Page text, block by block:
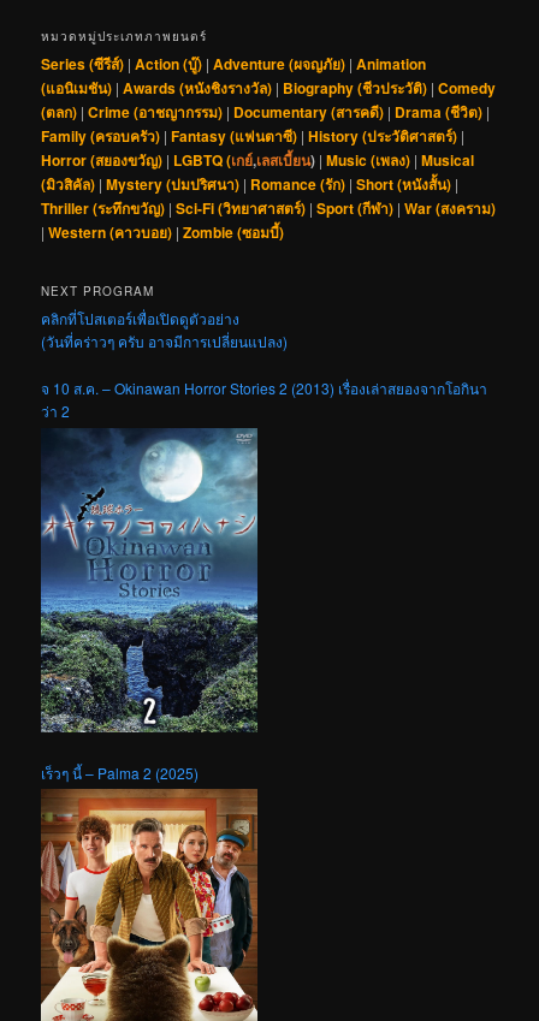
หมวดหมู่ประเภทภาพยนตร์
Series (ซีรีส์) |Action (บู๊) |Adventure (ผจญภัย) |Animation
(แอนิเมชัน) |Awards (หนังชิงรางวัล) | Biography (ชีวประวัติ) |Comedy
(ตลก) |Crime (อาชญากรรม) | Documentary (สารคดี) | Drama (ชีวิต) |
Family (ครอบครัว) |Fantasy (แฟนตาซี) |History (ประวัติศาสตร์) |
Horror (สยองขวัญ) | LGBTQ (เกย์,เลสเบี้ยน) |Music (เพลง) |Musical
(มิวสิคัล) |Mystery (ปมปริศนา) | Romance (รัก) |Short (หนังสั้น) |
Thriller (ระทึกขวัญ) |Sci-Fi (วิทยาศาสตร์) |Sport (กีฬา) |War (สงคราม)
|Western (คาวบอย) |Zombie (ซอมบี้)
NEXT PROGRAM
คลิกที่โปสเตอร์เพื่อเปิดดูตัวอย่าง
(วันที่คร่าวๆ ครับ อาจมีการเปลี่ยนแปลง)
จ 10 ส.ค. – Okinawan Horror Stories 2 (2013) เรื่องเล่าสยองจากโอกินา
ว่า 2
เร็วๆ นี้ – Palma 2 (2025)